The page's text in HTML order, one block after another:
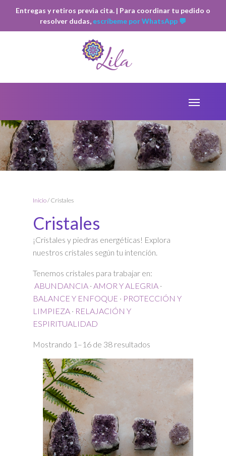
Entregas y retiros previa cita. | Para coordinar tu pedido o
resolver dudas, escríbeme por WhatsApp 💬
Inicio/ Cristales
Cristales
¡Cristales y piedras energéticas! Explora
nuestros cristales según tu intención.
Tenemos cristales para trabajar en:
ABUNDANCIA · AMOR Y ALEGRIA ·
BALANCE Y ENFOQUE · PROTECCIÓN Y
LIMPIEZA · RELAJACIÓN Y
ESPIRITUALIDAD
Mostrando 1–16 de 38 resultados
por
precio:
alto